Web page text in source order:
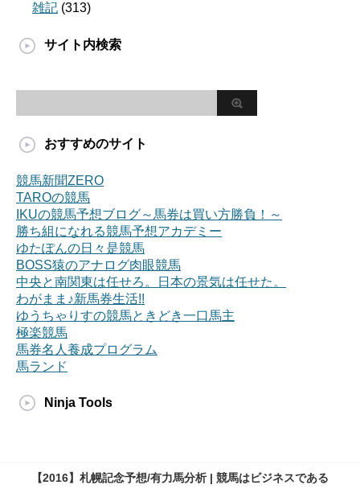
雑記 (313)
サイト内検索
おすすめのサイト
競馬新聞ZERO
TAROの競馬
IKUの競馬予想ブログ～馬券は買い方勝負！～
勝ち組になれる競馬予想アカデミー
ゆたぽんの日々是競馬
BOSS猿のアナログ肉眼競馬
中央と南関東は任せろ。日本の景気は任せた。
わがまま♪新馬券生活!!
ゆうちゃりすの競馬ときどき一口馬主
極楽競馬
馬券名人養成プログラム
馬ランド
Ninja Tools
【2016】札幌記念予想/有力馬分析 | 競馬はビジネスである